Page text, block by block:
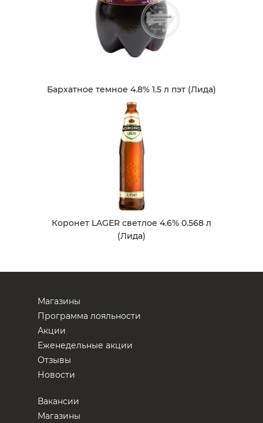
Бархатное темное 4.8% 1.5 л пэт (Лида)
Коронет LAGER светлое 4.6% 0.568 л
(Лида)
Магазины
Программа лояльности
Акции
Еженедельные акции
Отзывы
Новости
Вакансии
Магазины